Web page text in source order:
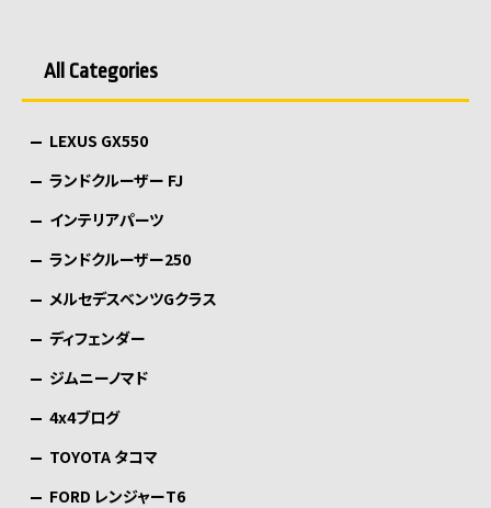
送
り
All Categories
LEXUS GX550
ランドクルーザー FJ
インテリアパーツ
ランドクルーザー250
メルセデスベンツGクラス
ディフェンダー
ジムニーノマド
4x4ブログ
TOYOTA タコマ
FORD レンジャーT6